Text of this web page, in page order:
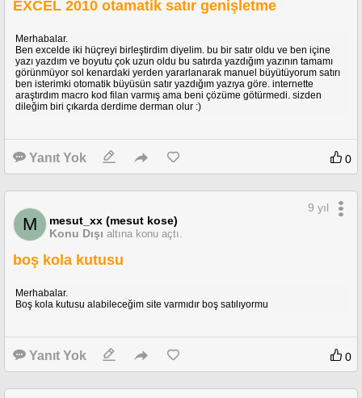
EXCEL 2010 otamatik satır genişletme
Merhabalar.
Ben excelde iki hüçreyi birleştirdim diyelim. bu bir satır oldu ve ben içine
yazı yazdım ve boyutu çok uzun oldu bu satırda yazdığım yazının tamamı
görünmüyor sol kenardaki yerden yararlanarak manuel büyütüyorum satırı
ben isterimki otomatik büyüsün satır yazdığım yazıya göre. internette
araştırdım macro kod filan varmış ama beni çözüme götürmedi. sizden
dileğim biri çıkarda derdime derman olur :)
Yanıt Yok 0
M
mesut_xx (mesut kose)
Konu Dışı altına konu açtı.
9 yıl
boş kola kutusu
Merhabalar.
Boş kola kutusu alabileceğim site varmıdır boş satılıyormu
Yanıt Yok 0